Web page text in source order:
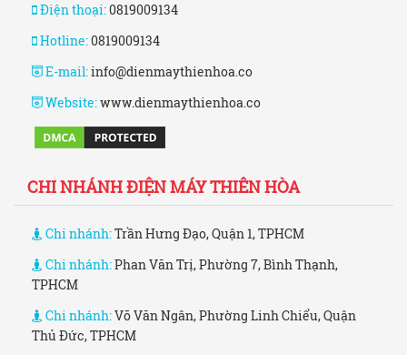
Điện thoại:0819009134
Hotline:0819009134
E-mail:info@dienmaythienhoa.co
Website:www.dienmaythienhoa.co
CHI NHÁNH ĐIỆN MÁY THIÊN HÒA
Chi nhánh:Trần Hưng Đạo, Quận 1, TPHCM
Chi nhánh:Phan Văn Trị, Phường 7, Bình Thạnh,
TPHCM
Chi nhánh:Võ Văn Ngân, Phường Linh Chiểu, Quận
Thủ Đức, TPHCM